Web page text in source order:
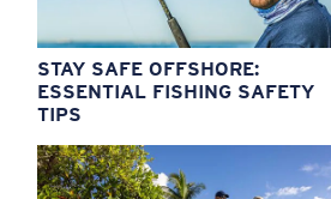
STAY SAFE OFFSHORE:
ESSENTIAL FISHING SAFETY
TIPS